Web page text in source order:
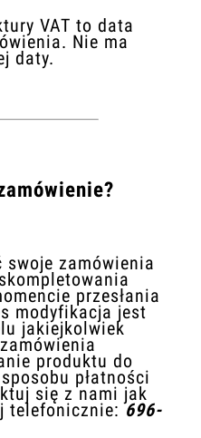
VAT to data
Nie ma
daty.
swoje zamówienia
przesłania
modyfikacja jest
jakiejkolwiek
produktu do
płatności
się z nami jak
telefonicznie:696-